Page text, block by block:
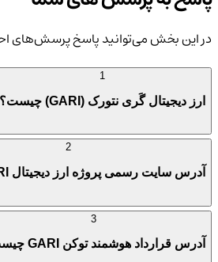
در این بخش می‌توانید پاسخ پرسش‌های
ارز دیجیتال گَری نتورک (GARI) چیست؟
آدرس سایت رسمی پروژه ارز دیجیتال GARI چیست؟
آدرس قرارداد هوشمند توکن GARI چیست؟